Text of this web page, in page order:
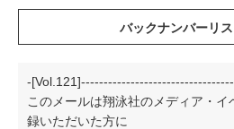
-
このメールは翔泳社のメディア・
録いただいた方に